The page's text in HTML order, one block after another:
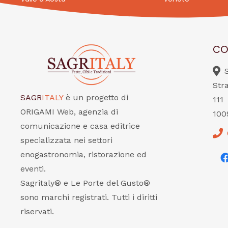
SAGRITALY è un progetto di
ORIGAMI Web, agenzia di
comunicazione e casa editrice
specializzata nei settori
enogastronomia, ristorazione ed
eventi.
Sagritaly® e Le Porte del Gusto®
sono marchi registrati. Tutti i diritti
riservati.
111